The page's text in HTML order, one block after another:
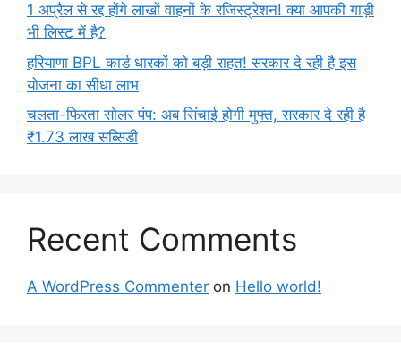
1 अप्रैल से रद्द होंगे लाखों वाहनों के रजिस्ट्रेशन! क्या आपकी गाड़ी
भी लिस्ट में है?
हरियाणा BPL कार्ड धारकों को बड़ी राहत! सरकार दे रही है इस
योजना का सीधा लाभ
चलता-फिरता सोलर पंप: अब सिंचाई होगी मुफ्त, सरकार दे रही है
₹1.73 लाख सब्सिडी
Recent Comments
A WordPress Commenter on Hello world!